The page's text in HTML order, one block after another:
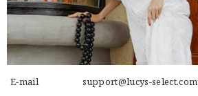
E-mail support@lucys-select.com